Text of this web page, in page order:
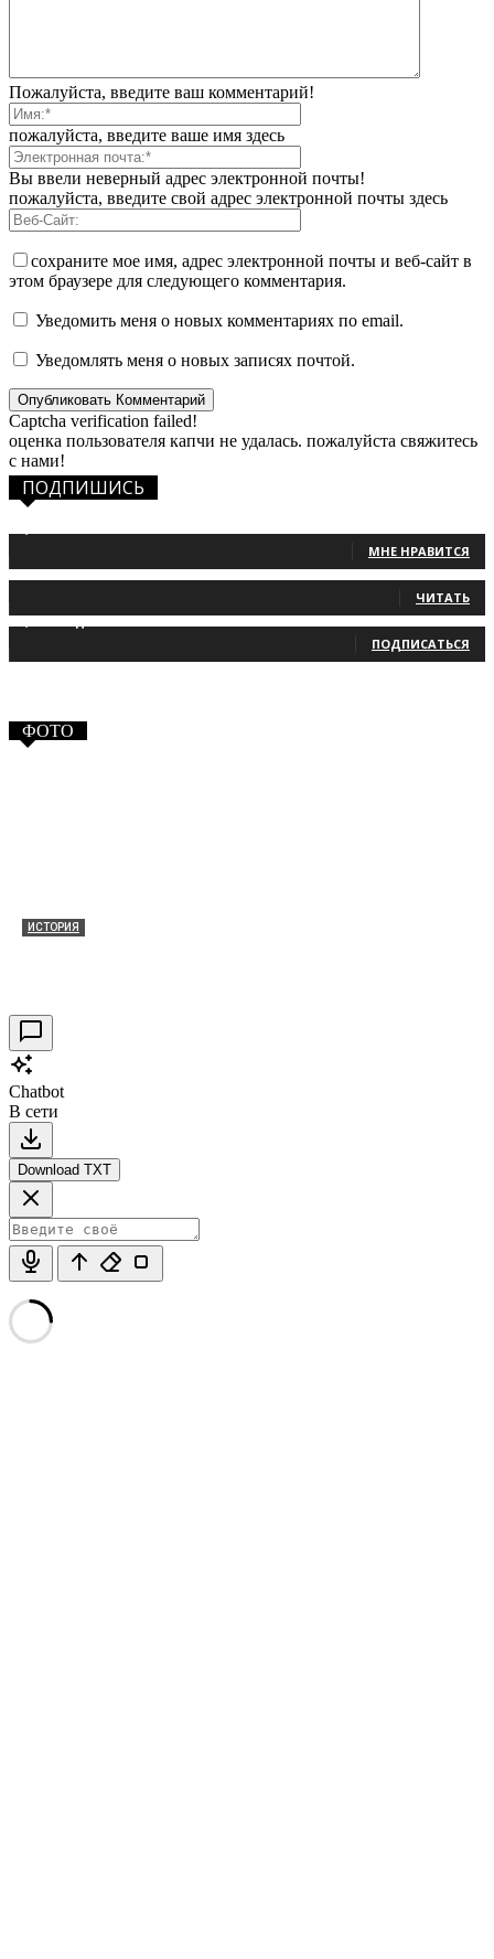
Пожалуйста, введите ваш комментарий!
пожалуйста, введите ваше имя здесь
Вы ввели неверный адрес электронной почты!
пожалуйста, введите свой адрес электронной почты здесь
сохраните мое имя, адрес электронной почты и веб-сайт в
этом браузере для следующего комментария.
Уведомить меня о новых комментариях по email.
Уведомлять меня о новых записях почтой.
Captcha verification failed!
оценка пользователя капчи не удалась. пожалуйста свяжитесь
с нами!
ПОДПИШИСЬ
МНЕ НРАВИТСЯ
ЧИТАТЬ
ПОДПИСАТЬСЯ
ФОТО
ИСТОРИЯ
Chatbot
В сети
Download TXT